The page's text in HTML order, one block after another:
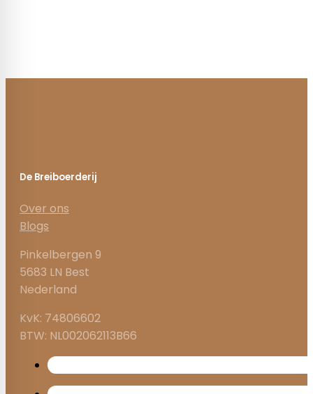
De Breiboerderij
Over ons
Blogs
Pinkelbergen 9
5683 LN Best
Nederland
KvK: 74806602
BTW: NL002062113B66